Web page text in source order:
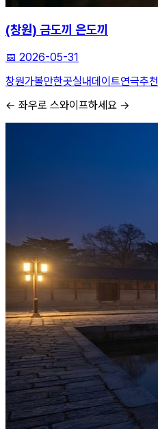
(창원) 금도끼 은도끼
📅 2026-05-31
창원가볼만한곳실내데이트연극추천
← 좌우로 스와이프하세요 →